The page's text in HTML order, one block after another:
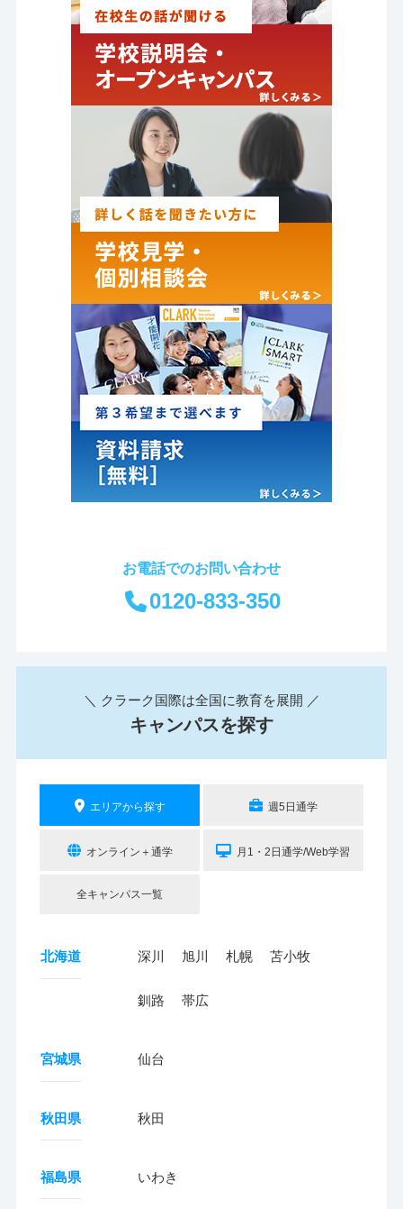
お電話でのお問い合わせ
0120-833-350
＼ クラーク国際は全国に教育を展開 ／
キャンパスを探す
エリアから探す 週5日通学
オンライン＋通学 月1・2日通学/Web学習
全キャンパス一覧
北海道 深川 旭川 札幌 苫小牧
釧路 帯広
宮城県 仙台
秋田県 秋田
福島県 いわき